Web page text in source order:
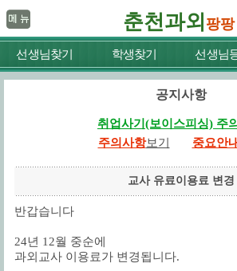
춘천과외 팡팡
선생님찾기 학생찾기 선생님
공지사항
취업사기(보이스피싱) 주의
주의사항보기 중요안내
교사 유료이용료 변경
반갑습니다
24년 12월 중순에
과외교사 이용료가 변경됩니다.